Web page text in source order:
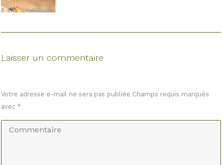
Laisser un commentaire
Votre adresse e-mail ne sera pas publiée Champs requis marqués
avec*
Commentaire